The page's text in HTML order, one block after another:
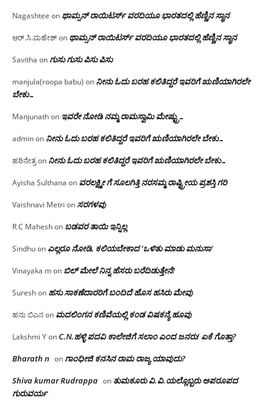
Nagashtee on ಥಾಮ್ಸನ್ ರಾಯಿಟರ್ಸ್ ವರದಿಯೂ ಭಾರತದಲ್ಲಿ ಹೆಣ್ಣಿನ ಸ್ಥಾನ‌
ಆರ್.ಸಿ.ಮಹೇಶ್on ಥಾಮ್ಸನ್ ರಾಯಿಟರ್ಸ್ ವರದಿಯೂ ಭಾರತದಲ್ಲಿ ಹೆಣ್ಣಿನ ಸ್ಥಾನ‌
Savitha onಗುಸು ಗುಸು ಪಿಸು ಪಿಸು
manjula(roopa babu) on ನೀನು ಓದು ಬರಹ ಕಲಿತಿದ್ದರೆ ಇವರಿಗೆ ಋಣಿಯಾಗಿರಲೇ
ಬೇಕು…
Manjunathon ಇವರೇ‌ ನೋಡಿ‌ ನಮ್ಮ‌ ರಾಮಸ್ವಾಮಿ ಮೇಷ್ಟ್ರು…
adminon ನೀನು ಓದು ಬರಹ ಕಲಿತಿದ್ದರೆ ಇವರಿಗೆ ಋಣಿಯಾಗಿರಲೇ ಬೇಕು…
ಹರಿನೇತ್ರon ನೀನು ಓದು ಬರಹ ಕಲಿತಿದ್ದರೆ ಇವರಿಗೆ ಋಣಿಯಾಗಿರಲೇ ಬೇಕು…
Ayisha Sulthana on ವರಲಕ್ಷ್ಮೀ ಗೆ ಸೂಲಗಿತ್ತಿ ನರಸಮ್ಮ‌ ರಾಷ್ಟ್ರೀಯ ಪ್ರಶಸ್ತಿ ಗರಿ
Vaishnavi Metri onಸರಗಳವು
R C Maheshon ಬಡವರ ತಾಯಿ ಇನ್ನಿಲ್ಲ
Sindhuon ಎಲ್ಲರೂ ನೋಡಿ, ಕಲಿಯಬೇಕಾದ ‘ಒಳಿತು ಮಾಡು ಮನುಸಾ’
Vinayaka mon ಬಿಲ್ ಮೇಲೆ ನಿನ್ನ ಹೆಸರು ಬರೆದಿಡುತ್ತೇನೆ!
Sureshon ಹಸು ಸಾಕಣೆದಾರರಿಗೆ ಬಂದಿದೆ ಹೊಸ ಹಸಿರು ಮೇವು
ಹನು ಬಿಎನon ಮದಲಿಂಗನ ಕಣಿವೆಯಲ್ಲಿ ಕಂಡ ವಿಷಕನ್ಯೆ ಹೂವು
Lakshmi YonC.N.ಹಳ್ಳಿ ಪದವಿ ಕಾಲೇಜಿಗೆ ಸಲಾಂ‌ ಎಂದ ಜನರು! ಏಕೆ ಗೊತ್ತಾ?
Bharath n onಗಾಂಧೀಜಿ ಕನಸಿನ ರಾಮ ರಾಜ್ಯ ಯಾವುದು?
Shiva kumar Rudrappa on ತುಮಕೂರು‌ ವಿ.ವಿ.ಯಲ್ಲೊಬ್ಬರು ಅಪರೂಪದ
ಗುರುವರ್ಯ